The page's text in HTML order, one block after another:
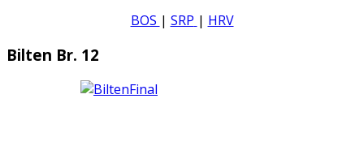
BOS | SRP | HRV
Bilten Br. 12